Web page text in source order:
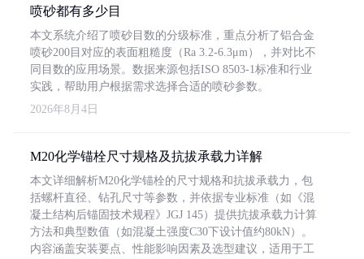
喷砂都有多少目
本文系统介绍了喷砂目数的分级标准，重点分析了铝合金
喷砂200目对应的表面粗糙度（Ra 3.2-6.3μm），并对比不
同目数的应用场景。数据来源包括ISO 8503-1标准和行业
实践，帮助用户根据需求选择合适的喷砂参数。
2026年8月4日
M20化学锚栓尺寸规格及抗拔承载力详解
本文详细解析M20化学锚栓的尺寸规格和抗拔承载力，包
括螺杆直径、钻孔尺寸等参数，并依据专业标准（如《混
凝土结构后锚固技术规程》JGJ 145）提供抗拔承载力计算
方法和典型数值（如混凝土强度C30下设计值约80kN）。
内容涵盖安装要点、性能影响因素及选型建议，适用于工